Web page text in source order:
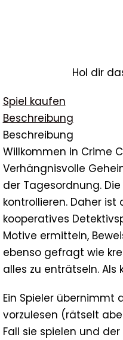
Hol dir
Spiel kaufen
Beschreibung
Beschreibung
Willkommen in Crime
Verhängnisvolle
der Tagesordnung.
kontrollieren. Daher
kooperatives
Motive ermitteln,
ebenso gefragt wie
alles zu enträtseln. Als
Ein Spieler übernimmt
vorzulesen (rätselt
Fall sie spielen und